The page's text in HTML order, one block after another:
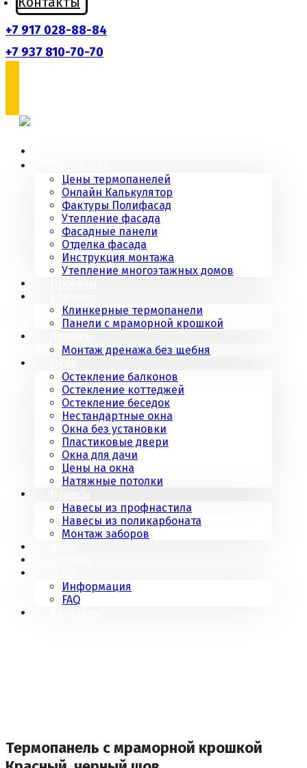
+7 917 028-88-84
+7 937 810-70-70
Цены термопанелей
Онлайн Калькулятор
Фактуры Полифасад
Утепление фасада
Фасадные панели
Отделка фасада
Инструкция монтажа
Утепление многоэтажных домов
Клинкерные термопанели
Панели с мраморной крошкой
Монтаж дренажа без щебня
Остекление балконов
Остекление коттеджей
Остекление беседок
Нестандартные окна
Окна без установки
Пластиковые двери
Окна для дачи
Цены на окна
Натяжные потолки
Навесы из профнастила
Навесы из поликарбоната
Монтаж заборов
Информация
FAQ
Термопанель с мраморной крошкой